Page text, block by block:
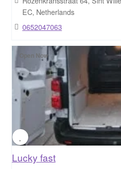
EC, Netherlands
0652047063
Lucky fast
Open Now